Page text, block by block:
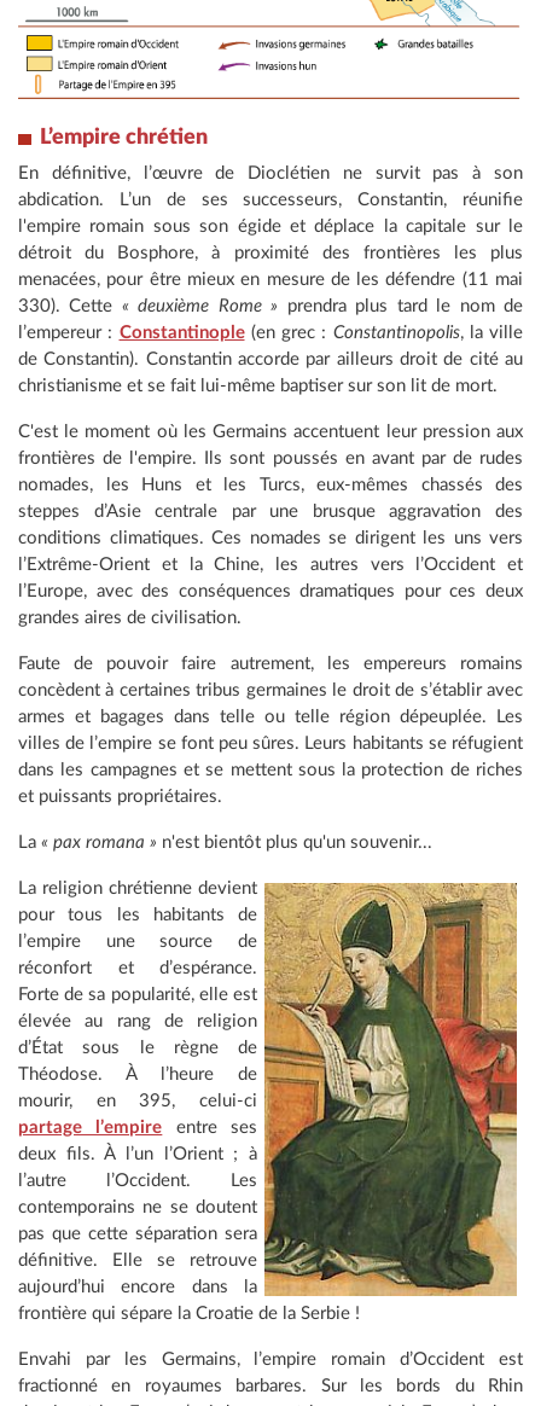
L’empire chrétien
En définitive, l’œuvre de Dioclétien ne survit pas à son
abdication. L’un de ses successeurs, Constantin, réunifie
l'empire romain sous son égide et déplace la capitale sur le
détroit du Bosphore, à proximité des frontières les plus
menacées, pour être mieux en mesure de les défendre (11 mai
330). Cette « deuxième Rome » prendra plus tard le nom de
l’empereur : Constantinople(en grec : Constantinopolis, la ville
de Constantin). Constantin accorde par ailleurs droit de cité au
christianisme et se fait lui-même baptiser sur son lit de mort.
C'est le moment où les Germains accentuent leur pression aux
frontières de l'empire. Ils sont poussés en avant par de rudes
nomades, les Huns et les Turcs, eux-mêmes chassés des
steppes d’Asie centrale par une brusque aggravation des
conditions climatiques. Ces nomades se dirigent les uns vers
l’Extrême-Orient et la Chine, les autres vers l’Occident et
l’Europe, avec des conséquences dramatiques pour ces deux
grandes aires de civilisation.
Faute de pouvoir faire autrement, les empereurs romains
concèdent à certaines tribus germaines le droit de s’établir avec
armes et bagages dans telle ou telle région dépeuplée. Les
villes de l’empire se font peu sûres. Leurs habitants se réfugient
dans les campagnes et se mettent sous la protection de riches
et puissants propriétaires.
La « pax romana » n'est bientôt plus qu'un souvenir...
La religion chrétienne devient
pour tous les habitants de
l’empire une source de
réconfort et d’espérance.
Forte de sa popularité, elle est
élevée au rang de religion
d’État sous le règne de
Théodose. À l’heure de
mourir, en 395, celui-ci
partage l’empire entre ses
deux fils. À l’un l’Orient ; à
l’autre l’Occident. Les
contemporains ne se doutent
pas que cette séparation sera
définitive. Elle se retrouve
aujourd’hui encore dans la
frontière qui sépare la Croatie de la Serbie !
Envahi par les Germains, l’empire romain d’Occident est
fractionné en royaumes barbares. Sur les bords du Rhin